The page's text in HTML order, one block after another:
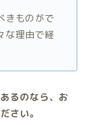
きものがで
な理由で経
るのなら、お
さい。